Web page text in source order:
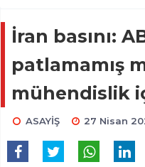
İran basını:
patlamamış
mühendislik
ASAYİŞ 27 Nisan